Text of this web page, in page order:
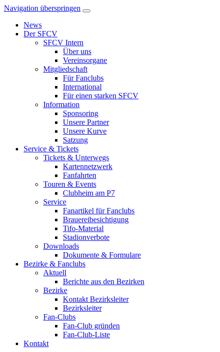
Navigation überspringen
News
Der SFCV
SFCV Intern
Über uns
Vereinsorgane
Mitgliedschaft
Für Fanclubs
International
Für einen starken SFCV
Information
Sponsoring
Unsere Partner
Unsere Kurve
Satzung
Service & Tickets
Tickets & Unterwegs
Kartennetzwerk
Fanfahrten
Touren & Events
Clubheim am P7
Service
Fanartikel für Fanclubs
Brauereibesichtigung
Tifo-Material
Stadionverbote
Downloads
Dokumente & Formulare
Bezirke & Fanclubs
Aktuell
Berichte aus den Bezirken
Bezirke
Kontakt Bezirksleiter
Bezirksleiter
Fan-Clubs
Fan-Club gründen
Fan-Club-Liste
Kontakt